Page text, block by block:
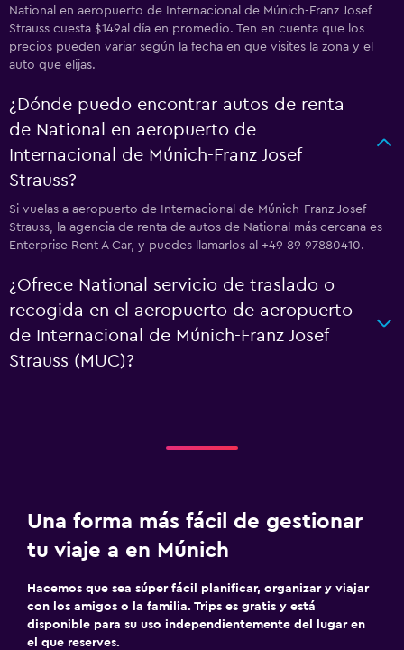
National en aeropuerto de Internacional de Múnich-Franz Josef
Strauss cuesta $149al día en promedio. Ten en cuenta que los
precios pueden variar según la fecha en que visites la zona y el
auto que elijas.
¿Dónde puedo encontrar autos de renta
de National en aeropuerto de
Internacional de Múnich-Franz Josef
Strauss?
Si vuelas a aeropuerto de Internacional de Múnich-Franz Josef
Strauss, la agencia de renta de autos de National más cercana es
Enterprise Rent A Car, y puedes llamarlos al +49 89 97880410.
¿Ofrece National servicio de traslado o
recogida en el aeropuerto de aeropuerto
de Internacional de Múnich-Franz Josef
Strauss (MUC)?
Una forma más fácil de gestionar
tu viaje a en Múnich
Hacemos que sea súper fácil planificar, organizar y viajar
con los amigos o la familia. Trips es gratis y está
disponible para su uso independientemente del lugar en
el que reserves.